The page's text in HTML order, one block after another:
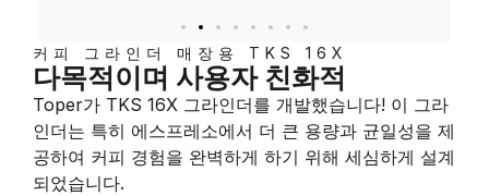
커피 그라인더 매장용 TKS 16X
다목적이며 사용자 친화적
Toper가 TKS 16X 그라인더를 개발했습니다! 이 그라
인더는 특히 에스프레소에서 더 큰 용량과 균일성을 제
공하여 커피 경험을 완벽하게 하기 위해 세심하게 설계
되었습니다.